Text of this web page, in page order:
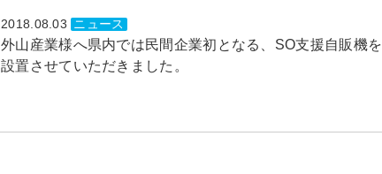
2018.08.03 ニュース
外山産業様へ県内では民間企業初となる、SO支援自販機を
設置させていただきました。